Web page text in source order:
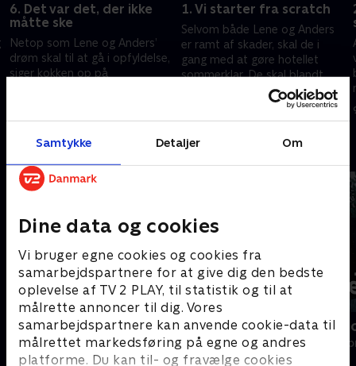
Samtykke Detaljer Om
Dine data og cookies
Vi bruger egne cookies og cookies fra
samarbejdspartnere for at give dig den bedste
oplevelse af TV 2 PLAY, til statistik og til at
målrette annoncer til dig. Vores
samarbejdspartnere kan anvende cookie-data til
målrettet markedsføring på egne og andres
platforme. Du kan til- og fravælge cookies
6. Det var det, der ikke
måtte ske
Netop som Lene og Anders’
drøm skal til at gå i opfyldelse,
siger kokken op på
på trapperne?
1. Vi starter fra scratch
Selvom både Lene og Anders
er ramt af skader, skal de i
gang med at gøre hotellet
sommerklar. De skal blandt
andet flytte jord til højbede og
2. oktober 2025 • 28 min
Andre så også
Linde på Langeland
Livsstil • 5 sæsoner
Jul på
Livsstil • 1